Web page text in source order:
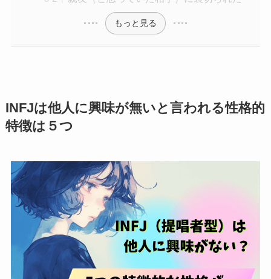
もっと見る
INFJは他人に興味が無いと言われる性格的
特徴は５つ